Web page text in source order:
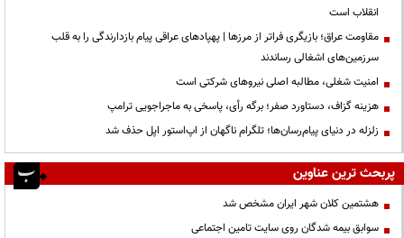
انقلاب است
مقاومت عراق؛ بازیگری فراتر از مرزها | پهپادهای عراقی پیام بازدارندگی را به قلب
سرزمین‌های اشغالی رساندند
‌امنیت شغلی، مطالبه اصلی نیروهای شرکتی است
هزینه گزاف، دستاورد صفر؛ برگه رأی، پاسخی به ماجراجویی ترامپ
زلزله در دنیای پیام‌رسان‌ها؛ تلگرام ناگهان از اپ‌استور اپل حذف شد
پربحث ترین عناوین
هشتمین کلان شهر ایران مشخص شد
سوابق بیمه شدگان روی سایت تامین اجتماعی